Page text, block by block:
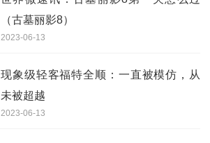
（古墓丽影8）
2023-06-13
现象级轻客福特全顺：一直被模仿，从
未被超越
2023-06-13